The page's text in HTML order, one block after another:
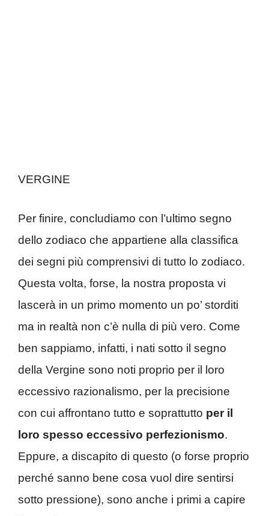
VERGINE
Per finire, concludiamo con l’ultimo segno
dello zodiaco che appartiene alla classifica
dei segni più comprensivi di tutto lo zodiaco.
Questa volta, forse, la nostra proposta vi
lascerà in un primo momento un po’ storditi
ma in realtà non c’è nulla di più vero. Come
ben sappiamo, infatti, i nati sotto il segno
della Vergine sono noti proprio per il loro
eccessivo razionalismo, per la precisione
con cui affrontano tutto e soprattutto per il
loro spesso eccessivo perfezionismo.
Eppure, a discapito di questo (o forse proprio
perché sanno bene cosa vuol dire sentirsi
sotto pressione), sono anche i primi a capire